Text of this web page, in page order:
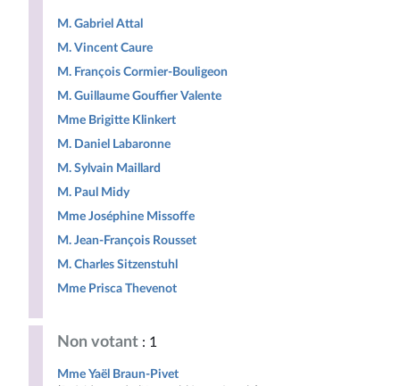
M. Gabriel Attal
M. Vincent Caure
M. François Cormier-Bouligeon
M. Guillaume Gouffier Valente
Mme Brigitte Klinkert
M. Daniel Labaronne
M. Sylvain Maillard
M. Paul Midy
Mme Joséphine Missoffe
M. Jean-François Rousset
M. Charles Sitzenstuhl
Mme Prisca Thevenot
Non votant : 1
Mme Yaël Braun-Pivet